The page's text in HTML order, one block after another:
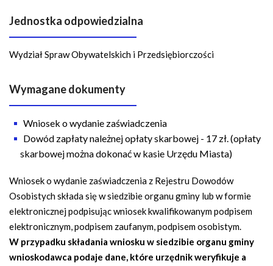
Jednostka odpowiedzialna
Wydział Spraw Obywatelskich i Przedsiębiorczości
Wymagane dokumenty
Wniosek o wydanie zaświadczenia
Dowód zapłaty należnej opłaty skarbowej - 17 zł. (opłaty
skarbowej można dokonać w kasie Urzędu Miasta)
Wniosek o wydanie zaświadczenia z Rejestru Dowodów
Osobistych składa się w siedzibie organu gminy lub w formie
elektronicznej podpisując wniosek kwalifikowanym podpisem
elektronicznym, podpisem zaufanym, podpisem osobistym.
W przypadku składania wniosku w siedzibie organu gminy
wnioskodawca podaje dane, które urzędnik weryfikuje a